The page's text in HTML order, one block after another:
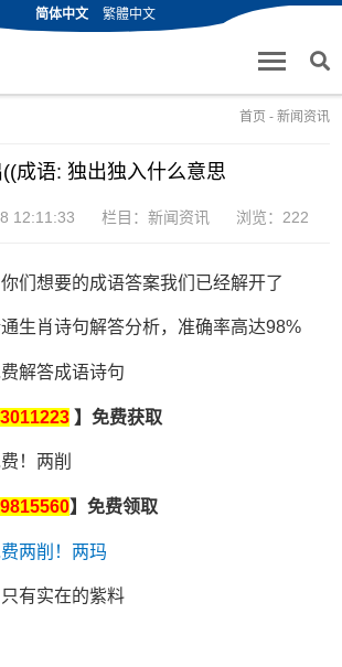
简体中文 繁體中文
首页 - 新闻资讯
成语: 独出独入什么意思
12:11:33 栏目： 新闻资讯 浏览：222
们想要的成语答案我们已经解开了
生肖诗句解答分析，准确率高达98%
解答成语诗句
】免费获取
！两削
】免费领取
两削！两玛
有实在的紫料